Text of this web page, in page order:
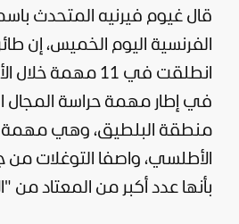
قال غيوم فيرنيه المتحدث
الفرنسية اليوم الخميس، إن
انطلقت في 11 مهمة
في إطار مهمة حراسة المجال
منطقة البلطيق، وهي مهمة
الأطلسي، واصفا التوغلات من
بأنها عدد أكبر من المعتاد من